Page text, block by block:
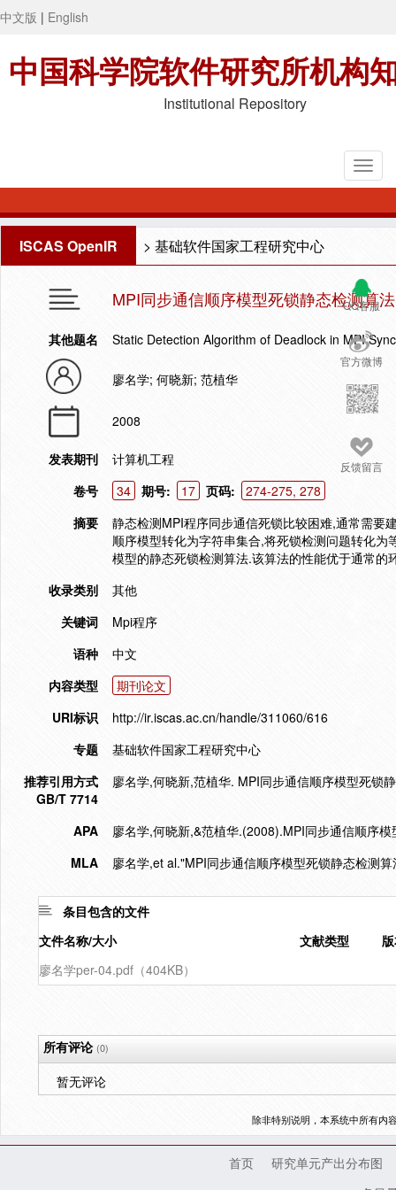
中文版 | English
中国科学院软件研究所机构
Institutional Repository
ISCAS OpenIR > 基础软件国家工程研究中心
QQ客服
官方微博
反馈留言
MPI同步通信顺序模型死锁静态检测算法
其他题名 Static Detection Algorithm of Deadlock in MPI
廖名学; 何晓新; 范植华
2008
发表期刊
计算机工程
卷号
34 期号: 17 页码:
274-275, 278
摘要
静态检测MPI程序同步通信死锁比较困难,通常需要
顺序模型转化为字符串集合,将死锁检测问题转化
模型的静态死锁检测算法.该算法的性能优于通常的
收录类别
其他
关键词
Mpi程序
语种
中文
内容类型
期刊论文
URI标识
http://ir.iscas.ac.cn/handle/311060/616
专题
基础软件国家工程研究中心
推荐引用方式
GB/T 7714
廖名学,何晓新,范植华. MPI同步通信顺序模型死锁
APA
廖名学,何晓新,&范植华.(2008).MPI同步通信顺序
MLA
廖名学,et al."MPI同步通信顺序模型死锁静态检测算
条目包含的文件
文件名称/大小
文献类型
廖名学per-04.pdf（404KB）
所有评论(0)
暂无评论
除非特别说明，本系统中所有内
首页
研究单元产出分布图